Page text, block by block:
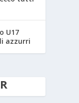
U17
azzurri